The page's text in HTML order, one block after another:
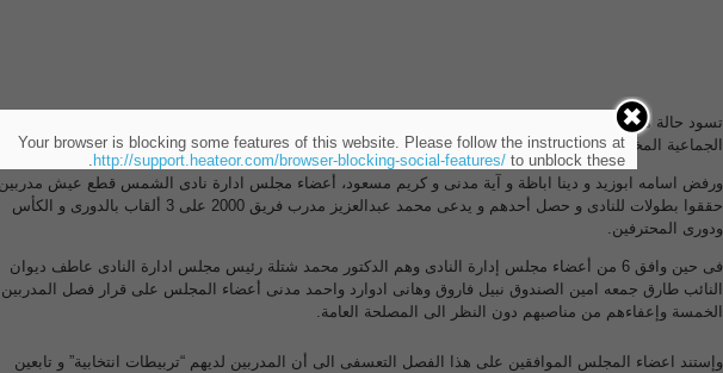
تسود حالة من ثورة الغضب بين أعضاء نادى الشمس بعد صدور قرار بالفصل التعسفى لأربعة مدربين من الألعاب
الجماعية المختلفة واعفائهم من مناصبهم.
ورفض اسامه ابوزيد و دينا اباظة و آية مدنى و كريم مسعود، أعضاء مجلس ادارة نادى الشمس قطع عيش
حققوا بطولات للنادى و حصل أحدهم و يدعى محمد عبدالعزيز مدرب فريق 2000 على 3 ألقاب بالدورى و الكأس
ودورى المحترفين.
فى حين وافق 6 من أعضاء مجلس إدارة النادى وهم الدكتور محمد شتلة رئيس مجلس ادارة النادى عاطف ديوان
النائب طارق جمعه امين الصندوق نبيل فاروق وهانى ادوارد واحمد مدنى أعضاء المجلس على قرار فصل المدربين
الخمسة وإعفاءهم من مناصبهم دون النظر الى المصلحة العامة.
وإستند اعضاء المجلس الموافقين على هذا الفصل التعسفى الى أن المدربين لديهم “تربيطات انتخابية” و تابعين
Your browser is blocking some features of this website. Please follow the instructions at
http://support.heateor.com/browser-blocking-social-features/to unblock these.